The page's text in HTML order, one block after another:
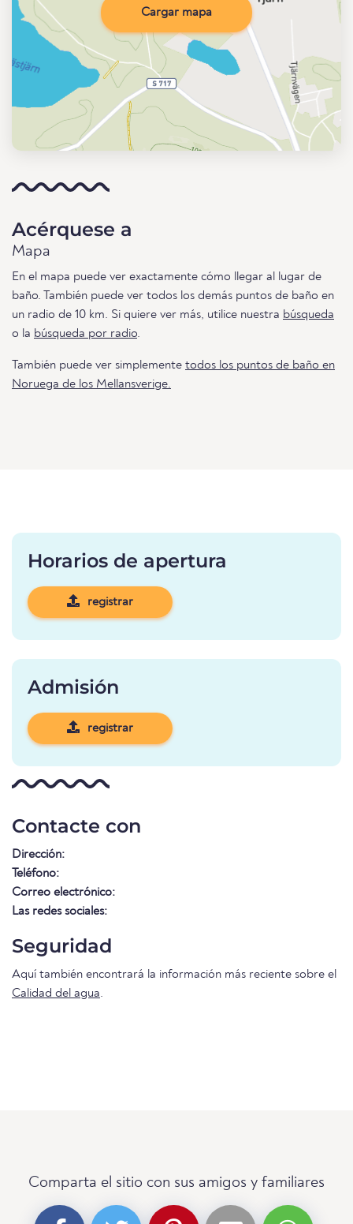
Cargar mapa
Acérquese a
Mapa
En el mapa puede ver exactamente cómo llegar al lugar de
baño. También puede ver todos los demás puntos de baño en
un radio de 10 km. Si quiere ver más, utilice nuestra búsqueda
o la búsqueda por radio.
También puede ver simplemente todos los puntos de baño en
Noruega de los Mellansverige.
Horarios de apertura
registrar
Admisión
registrar
Contacte con
Dirección:
Teléfono:
Correo electrónico:
Las redes sociales:
Seguridad
Aquí también encontrará la información más reciente sobre el
Calidad del agua.
Comparta el sitio con sus amigos y familiares